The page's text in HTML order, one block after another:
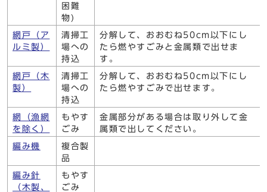
困難
物)
網戸（ア
ルミ製）
清掃工
場への
持込
分解して、おおむね50cm以下にし
たら燃やすごみと金属類で出せま
す。
網戸（木
製）
清掃工
場への
持込
分解して、おおむね50cm以下にし
たら燃やすごみで出せます。
網（漁網
を除く）
もやす
ごみ
金属部分がある場合は取り外して金
属類で出してください。
編み機
複合製
品
編み針
（木製、
もやす
ごみ